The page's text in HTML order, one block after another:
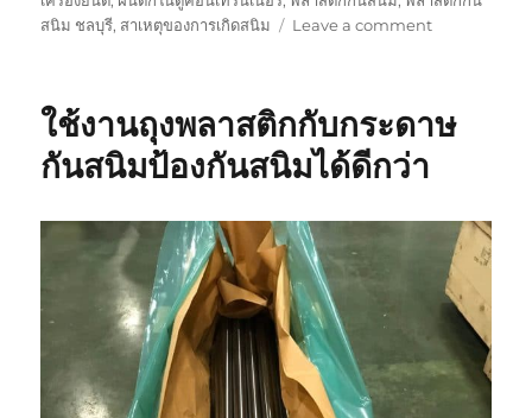
สนิม ชลบุรี, สาเหตุของการเกิดสนิม Leave a commenton
สนิม
รักษา
ใช้งานถุงพลาสติกกับกระดาษ
กันสนิมป้องกันสนิมได้ดีกว่า